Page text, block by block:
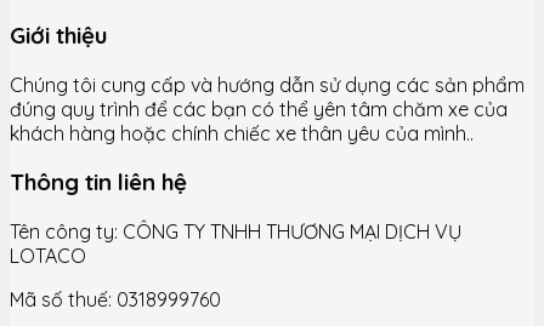
Giới thiệu
Chúng tôi cung cấp và hướng dẫn sử dụng các sản phẩm
đúng quy trình để các bạn có thể yên tâm chăm xe của
khách hàng hoặc chính chiếc xe thân yêu của mình..
Thông tin liên hệ
Tên công ty: CÔNG TY TNHH THƯƠNG MẠI DỊCH VỤ
LOTACO
Mã số thuế: 0318999760